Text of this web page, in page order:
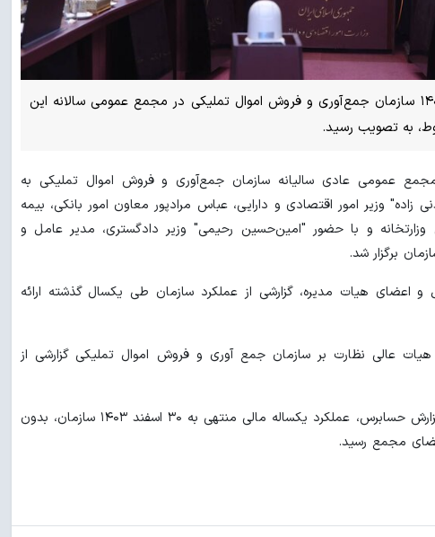
صورت‌های مالی سال ۱۴۰۳ سازمان جمع‌آوری و فروش اموال تملیکی در مجمع عمومی سالانه این
به تصویب رسید.
عمومی عادی سالیانه سازمان جمع‌آوری و فروش اموال تملیکی به
وزیر امور اقتصادی و دارایی، عباس مرادپور معاون امور بانکی، بیمه
و ‏با ‏حضور "امین‌حسین رحیمی" وزیر دادگستری، مدیر عامل و
برگزار شد.‏
اعضای هیات مدیره، گزارشی از عملکرد سازمان طی یکسال گذشته ارائه
عالی نظارت بر سازمان جمع آوری و فروش اموال تملیکی گزارشی از
در ادامه، پس از استماع گزارش حسابرس، عملکرد یکساله مالی منتهی به ۳۰ اسفند ۱۴۰۳ سازمان، بدون
مجمع رسید.